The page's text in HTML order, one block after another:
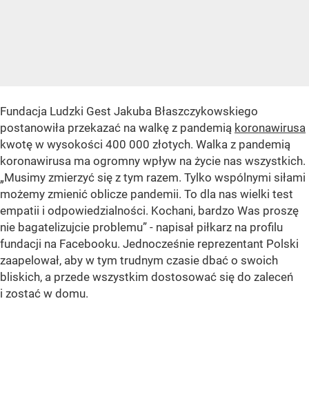
Fundacja Ludzki Gest Jakuba Błaszczykowskiego
postanowiła przekazać na walkę z pandemią koronawirusa
kwotę w wysokości 400 000 złotych. Walka z pandemią
koronawirusa ma ogromny wpływ na życie nas wszystkich.
„Musimy zmierzyć się z tym razem. Tylko wspólnymi siłami
możemy zmienić oblicze pandemii. To dla nas wielki test
empatii i odpowiedzialności. Kochani, bardzo Was proszę
nie bagatelizujcie problemu” - napisał piłkarz na profilu
fundacji na Facebooku. Jednocześnie reprezentant Polski
zaapelował, aby w tym trudnym czasie dbać o swoich
bliskich, a przede wszystkim dostosować się do zaleceń
i zostać w domu.